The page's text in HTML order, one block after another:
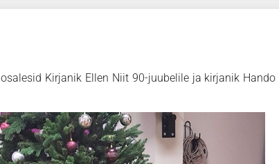
osalesid Kirjanik Ellen Niit90-juubelile ja kirjanik Hando